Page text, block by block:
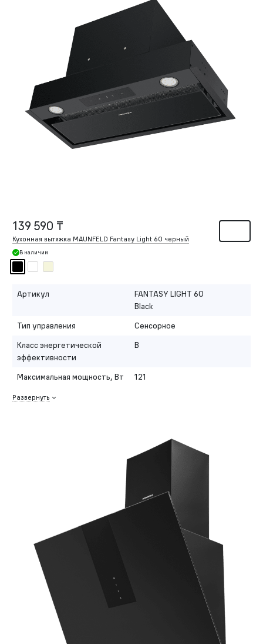
139 590 ₸
Кухонная вытяжка MAUNFELD Fantasy Light 60 черный
В наличии
Артикул
FANTASY LIGHT 60
Black
Тип управления
Сенсорное
Класс энергетической
эффективности
B
Максимальная мощность, Вт 121
Развернуть